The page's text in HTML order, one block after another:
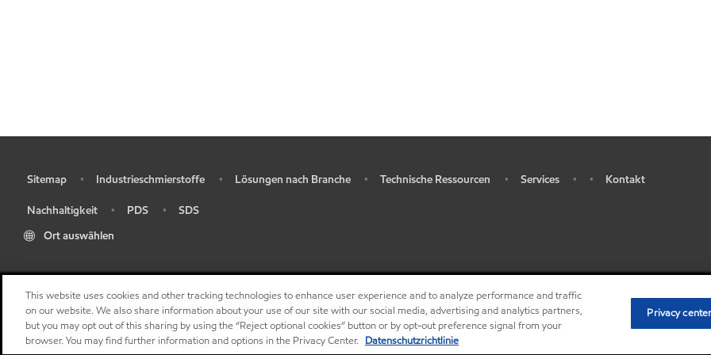
Sitemap • Industrieschmierstoffe • Lösungen nach Branche • Technische Ressourcen • Services • • Kontakt
Nachhaltigkeit • PDS •
SDS
Ort auswählen
• Privacy center (Do not sell or share my personal
This website uses cookies and other tracking technologies to enhance user experience and to analyze performance and traffic
on our website. We also share information about your use of our site with our social media, advertising and analytics partners,
but you may opt out of this sharing by using the “Reject optional cookies” button or by opt-out preference signal from your
browser. You may find further information and options in the Privacy Center. Datenschutzrichtlinie
Privacy center